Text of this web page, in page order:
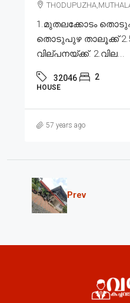
1.മുതലക്കോടം
തൊടുപുഴ താലൂക്ക് 2.5
വില്പനയ്ക്ക്. 2.വില...
32046 2
HOUSE
57 years ago
Prev